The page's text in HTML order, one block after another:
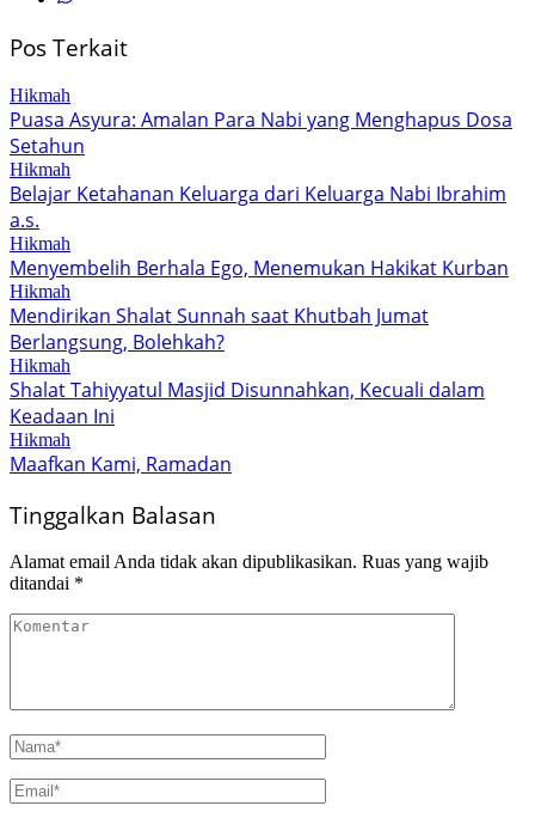
Pos Terkait
Hikmah
Puasa Asyura: Amalan Para Nabi yang Menghapus Dosa
Setahun
Hikmah
Belajar Ketahanan Keluarga dari Keluarga Nabi Ibrahim
a.s.
Hikmah
Menyembelih Berhala Ego, Menemukan Hakikat Kurban
Hikmah
Mendirikan Shalat Sunnah saat Khutbah Jumat
Berlangsung, Bolehkah?
Hikmah
Shalat Tahiyyatul Masjid Disunnahkan, Kecuali dalam
Keadaan Ini
Hikmah
Maafkan Kami, Ramadan
Tinggalkan Balasan
Alamat email Anda tidak akan dipublikasikan. Ruas yang wajib
ditandai *